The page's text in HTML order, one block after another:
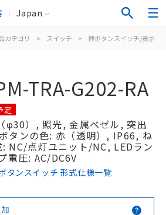
Japan
カテゴリ > スイッチ > 押ボタンスイッチ/表示灯
TRA-G202-RA
定
φ30）, 照光, 金属ベゼル, 突出
タンの色: 赤（透明）, IP66, ね
NC/点灯ユニット/NC, LEDラン
電圧: AC/DC6V
タンスイッチ 形式仕様一覧